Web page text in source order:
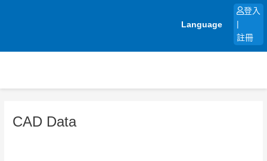
Language
登入
註冊
CAD Data